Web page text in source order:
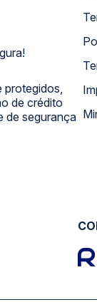
protegidos,
de crédito
de segurança